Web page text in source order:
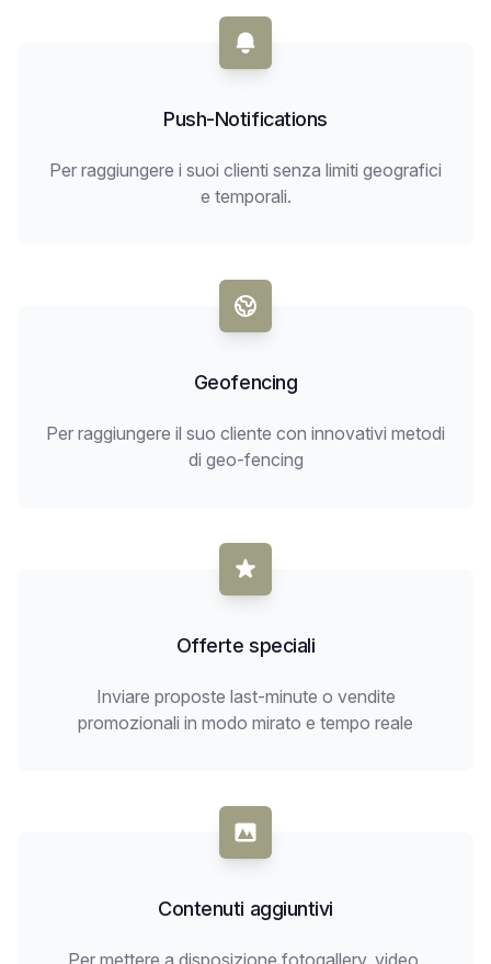
Push-Notifications
Per raggiungere i suoi clienti senza limiti geografici
e temporali.
Geofencing
Per raggiungere il suo cliente con innovativi metodi
di geo-fencing
Offerte speciali
Inviare proposte last-minute o vendite
promozionali in modo mirato e tempo reale
Contenuti aggiuntivi
Per mettere a disposizione fotogallery, video,